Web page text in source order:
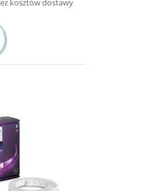
kosztów dostawy